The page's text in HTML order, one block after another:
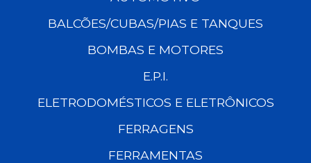
BALCÕES/CUBAS/PIAS E TANQUES
BOMBAS E MOTORES
E.P.I.
ELETRODOMÉSTICOS E ELETRÔNICOS
FERRAGENS
FERRAMENTAS